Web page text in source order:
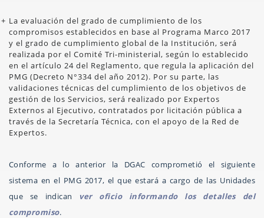
La evaluación del grado de cumplimiento de los
compromisos establecidos en base al Programa Marco 2017
y el grado de cumplimiento global de la Institución, será
realizada por el Comité Tri-ministerial, según lo establecido
en el artículo 24 del Reglamento, que regula la aplicación del
PMG (Decreto N°334 del año 2012). Por su parte, las
validaciones técnicas del cumplimiento de los objetivos de
gestión de los Servicios, será realizado por Expertos
Externos al Ejecutivo, contratados por licitación pública a
través de la Secretaría Técnica, con el apoyo de la Red de
Expertos.
Conforme a lo anterior la DGAC comprometió el siguiente
sistema en el PMG 2017, el que estará a cargo de las Unidades
que se indican ver oficio informando los detalles del
compromiso.